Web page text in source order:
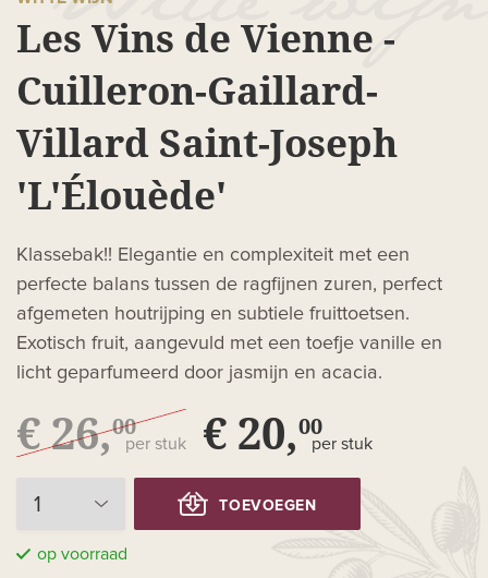
Les Vins de Vienne -
Cuilleron-Gaillard-
Villard Saint-Joseph
'L'Élouède'
Klassebak!! Elegantie en complexiteit met een
perfecte balans tussen de ragfijnen zuren, perfect
afgemeten houtrijping en subtiele fruittoetsen.
Exotisch fruit, aangevuld met een toefje vanille en
licht geparfumeerd door jasmijn en acacia.
€ 26,00
per stuk € 20,00
per stuk
TOEVOEGEN
op voorraad